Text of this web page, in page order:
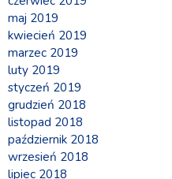
maj 2019
kwiecień 2019
marzec 2019
luty 2019
styczeń 2019
grudzień 2018
listopad 2018
październik 2018
wrzesień 2018
lipiec 2018